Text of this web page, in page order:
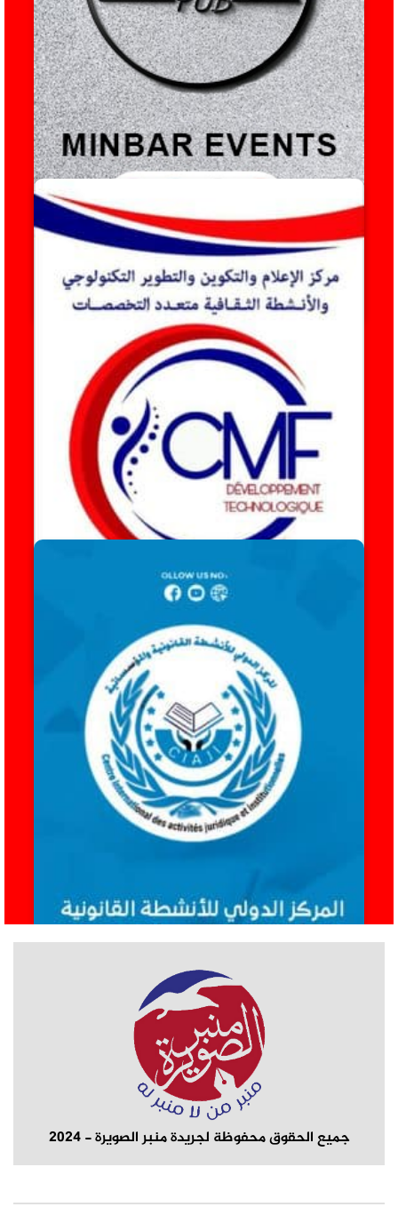
جميع الحقوق محفوظة لجريدة منبر الصويرة - 2024